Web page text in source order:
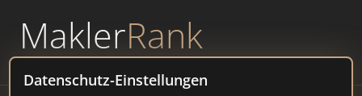
MaklerRank
powered byWAVEPOINT
Datenschutz-Einstellungen